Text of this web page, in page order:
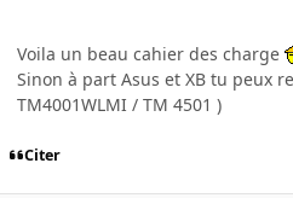
Voila un beau cahier des charge
Sinon à part Asus et XB tu peux
TM4001WLMI / TM 4501 )
Citer